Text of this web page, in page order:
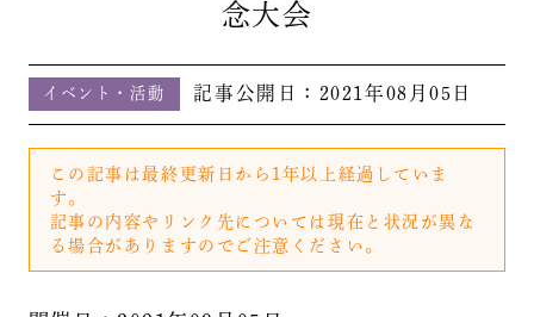
念大会
イベント・活動 記事公開日： 2021年08月05日
この記事は最終更新日から1年以上経過していま
す。
記事の内容やリンク先については現在と状況が異な
る場合がありますのでご注意ください。